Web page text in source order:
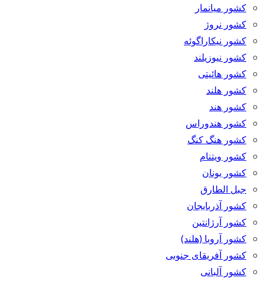
کشور میانمار
کشور نروژ
کشور نیکاراگوئه
کشور نیوزیلند
کشور هائیتی
کشور هلند
کشور هند
کشور هندوراس
کشور هنگ کنگ
کشور ویتنام
کشور یونان
جبل الطارق
کشور آذربایجان
کشور آرژانتین
کشور آروبا (هلند)
کشور آفریقای جنوبی
کشور آلبانی